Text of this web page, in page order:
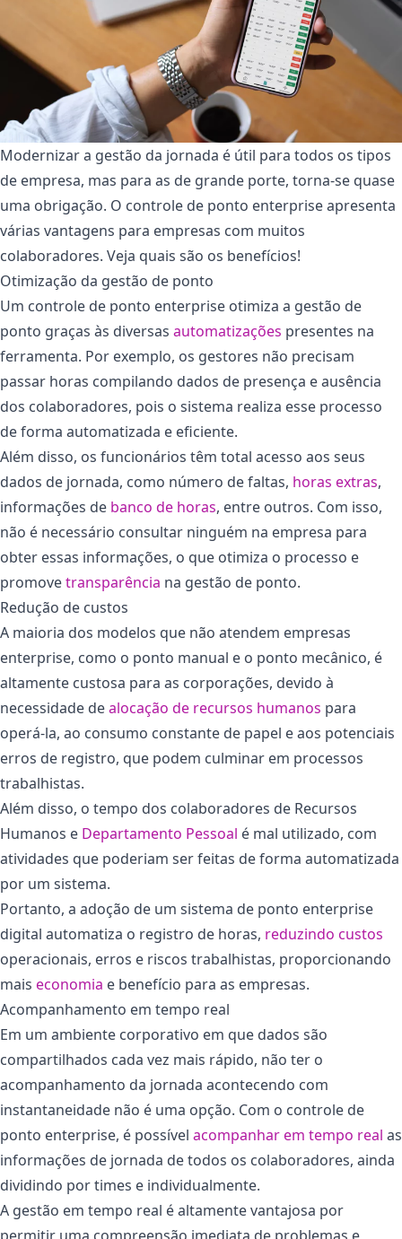
Modernizar a gestão da jornada é útil para todos os tipos
de empresa, mas para as de grande porte, torna-se quase
uma obrigação. O controle de ponto enterprise apresenta
várias vantagens para empresas com muitos
colaboradores. Veja quais são os benefícios!
Otimização da gestão de ponto
Um controle de ponto enterprise otimiza a gestão de
ponto graças às diversas automatizações presentes na
ferramenta. Por exemplo, os gestores não precisam
passar horas compilando dados de presença e ausência
dos colaboradores, pois o sistema realiza esse processo
de forma automatizada e eficiente.
Além disso, os funcionários têm total acesso aos seus
dados de jornada, como número de faltas, horas extras,
informações de banco de horas, entre outros. Com isso,
não é necessário consultar ninguém na empresa para
obter essas informações, o que otimiza o processo e
promovetransparência na gestão de ponto.
Redução de custos
A maioria dos modelos que não atendem empresas
enterprise, como o ponto manual e o ponto mecânico, é
altamente custosa para as corporações, devido à
necessidade dealocação de recursos humanos para
operá-la, ao consumo constante de papel e aos potenciais
erros de registro, que podem culminar em processos
trabalhistas.
Além disso, o tempo dos colaboradores de Recursos
Humanos e Departamento Pessoal é mal utilizado, com
atividades que poderiam ser feitas de forma automatizada
por um sistema.
Portanto, a adoção de um sistema de ponto enterprise
digital automatiza o registro de horas, reduzindo custos
operacionais, erros e riscos trabalhistas, proporcionando
mais economia e benefício para as empresas.
Acompanhamento em tempo real
Em um ambiente corporativo em que dados são
compartilhados cada vez mais rápido, não ter o
acompanhamento da jornada acontecendo com
instantaneidade não é uma opção. Com o controle de
ponto enterprise, é possível acompanhar em tempo real as
informações de jornada de todos os colaboradores, ainda
dividindo por times e individualmente.
A gestão em tempo real é altamente vantajosa por